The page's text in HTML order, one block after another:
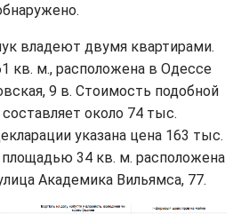
владеют двумя квартирами.
кв. м., расположена в Одессе
9 в. Стоимость подобной
около 74 тыс.
указана цена 163 тыс.
площадью 34 кв. м. расположена
Академика Вильямса, 77.